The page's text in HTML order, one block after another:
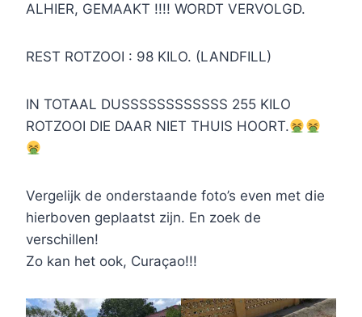
ALHIER, GEMAAKT !!!! WORDT VERVOLGD.
REST ROTZOOI : 98 KILO. (LANDFILL)
IN TOTAAL DUSSSSSSSSSSSS 255 KILO
ROTZOOI DIE DAAR NIET THUIS HOORT.
Vergelijk de onderstaande foto’s even met die
hierboven geplaatst zijn. En zoek de
verschillen!
Zo kan het ook, Curaçao!!!